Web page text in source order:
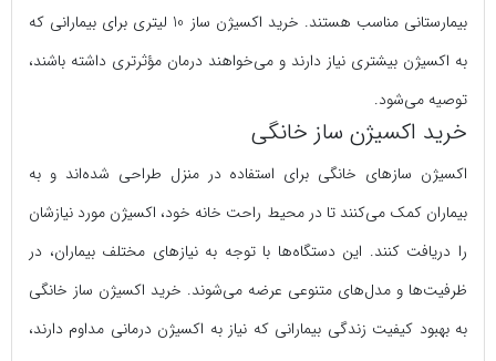
بیمارستانی مناسب هستند. خرید اکسیژن ساز 10 لیتری برای بیمارانی که
به اکسیژن بیشتری نیاز دارند و می‌خواهند درمان مؤثرتری داشته باشند،
توصیه می‌شود.
خرید اکسیژن ساز خانگی
اکسیژن سازهای خانگی برای استفاده در منزل طراحی شده‌اند و به
بیماران کمک می‌کنند تا در محیط راحت خانه خود، اکسیژن مورد نیازشان
را دریافت کنند. این دستگاه‌ها با توجه به نیازهای مختلف بیماران، در
ظرفیت‌ها و مدل‌های متنوعی عرضه می‌شوند. خرید اکسیژن ساز خانگی
به بهبود کیفیت زندگی بیمارانی که نیاز به اکسیژن درمانی مداوم دارند،